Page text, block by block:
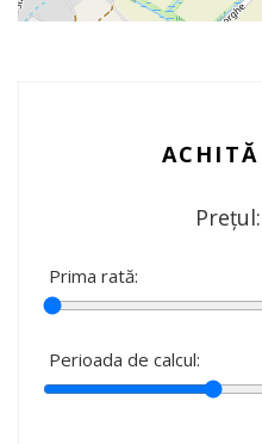
Prețul:
Prima rată:
Perioada de calcul: